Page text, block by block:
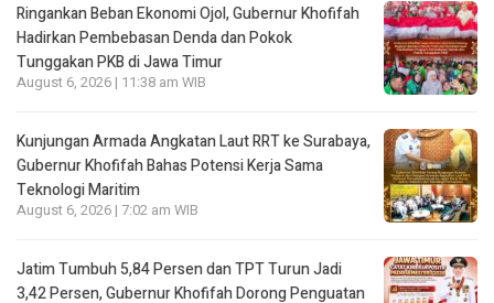
Ringankan Beban Ekonomi Ojol, Gubernur Khofifah
Hadirkan Pembebasan Denda dan Pokok
Tunggakan PKB di Jawa Timur
August 6, 2026 | 11:38 am WIB
Kunjungan Armada Angkatan Laut RRT ke Surabaya,
Gubernur Khofifah Bahas Potensi Kerja Sama
Teknologi Maritim
August 6, 2026 | 7:02 am WIB
Jatim Tumbuh 5,84 Persen dan TPT Turun Jadi
3,42 Persen, Gubernur Khofifah Dorong Penguatan